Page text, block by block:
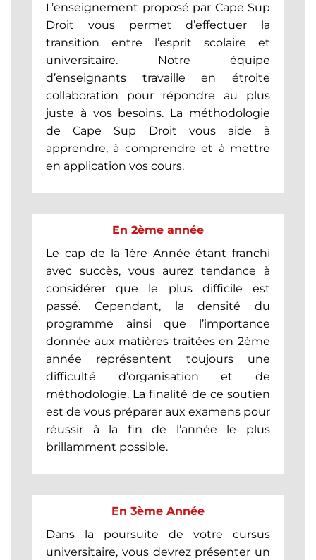
L’enseignement proposé par Cape Sup
Droit vous permet d’effectuer la
transition entre l’esprit scolaire et
universitaire. Notre équipe
d’enseignants travaille en étroite
collaboration pour répondre au plus
juste à vos besoins. La méthodologie
de Cape Sup Droit vous aide à
apprendre, à comprendre et à mettre
en application vos cours.
En 2ème année
Le cap de la 1ère Année étant franchi
avec succès, vous aurez tendance à
considérer que le plus difficile est
passé. Cependant, la densité du
programme ainsi que l’importance
donnée aux matières traitées en 2ème
année représentent toujours une
difficulté d’organisation et de
méthodologie. La finalité de ce soutien
est de vous préparer aux examens pour
réussir à la fin de l’année le plus
brillamment possible.
En 3ème Année
Dans la poursuite de votre cursus
universitaire, vous devrez présenter un